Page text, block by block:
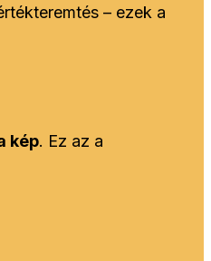
– ezek a
kép. Ez az a